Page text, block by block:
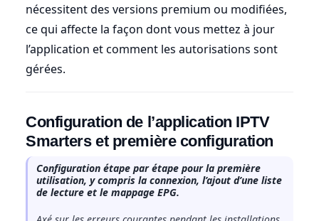
nécessitent des versions premium ou modifiées,
ce qui affecte la façon dont vous mettez à jour
l’application et comment les autorisations sont
gérées.
Configuration de l’application IPTV
Smarters et première configuration
Configuration étape par étape pour la première
utilisation, y compris la connexion, l’ajout d’une liste
de lecture et le mappage EPG.